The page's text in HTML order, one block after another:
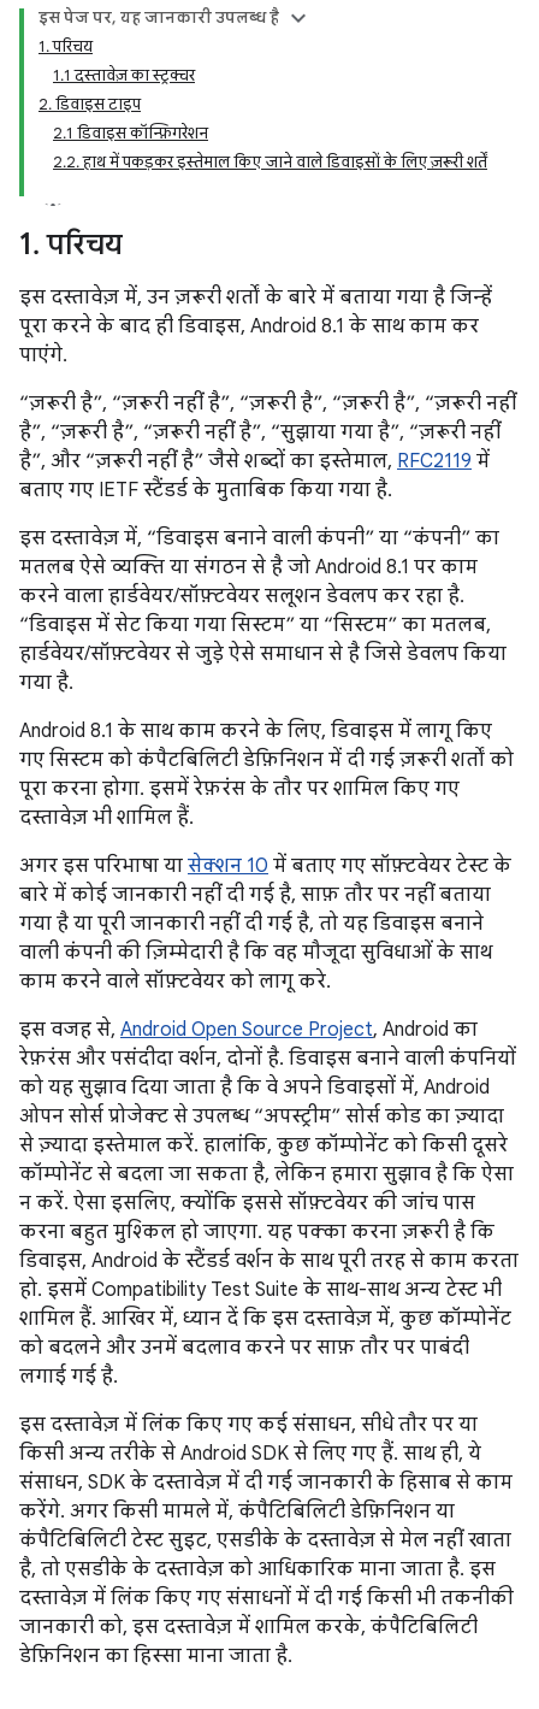
इस पेज पर, यह जानकारी उपलब्ध है
1. परिचय
1.1 दस्तावेज़ का स्ट्रक्चर
2. डिवाइस टाइप
2.1 डिवाइस कॉन्फ़िगरेशन
2.2. हाथ में पकड़कर इस्तेमाल किए जाने वाले डिवाइसों के लिए ज़रूरी शर्तें
1. परिचय
इस दस्तावेज़ में, उन ज़रूरी शर्तों के बारे में बताया गया है जिन्हें
पूरा करने के बाद ही डिवाइस, Android 8.1 के साथ काम कर
पाएंगे.
“ज़रूरी है”, “ज़रूरी नहीं है”, “ज़रूरी है”, “ज़रूरी है”, “ज़रूरी नहीं
है”, “ज़रूरी है”, “ज़रूरी नहीं है”, “सुझाया गया है”, “ज़रूरी नहीं
है”, और “ज़रूरी नहीं है” जैसे शब्दों का इस्तेमाल, RFC2119 में
बताए गए IETF स्टैंडर्ड के मुताबिक किया गया है.
इस दस्तावेज़ में, “डिवाइस बनाने वाली कंपनी” या “कंपनी” का
मतलब ऐसे व्यक्ति या संगठन से है जो Android 8.1 पर काम
करने वाला हार्डवेयर/सॉफ़्टवेयर सलूशन डेवलप कर रहा है.
“डिवाइस में सेट किया गया सिस्टम” या “सिस्टम” का मतलब,
हार्डवेयर/सॉफ़्टवेयर से जुड़े ऐसे समाधान से है जिसे डेवलप किया
गया है.
Android 8.1 के साथ काम करने के लिए, डिवाइस में लागू किए
गए सिस्टम को कंपैटबिलिटी डेफ़िनिशन में दी गई ज़रूरी शर्तों को
पूरा करना होगा. इसमें रेफ़रंस के तौर पर शामिल किए गए
दस्तावेज़ भी शामिल हैं.
अगर इस परिभाषा या सेक्शन 10 में बताए गए सॉफ़्टवेयर टेस्ट के
बारे में कोई जानकारी नहीं दी गई है, साफ़ तौर पर नहीं बताया
गया है या पूरी जानकारी नहीं दी गई है, तो यह डिवाइस बनाने
वाली कंपनी की ज़िम्मेदारी है कि वह मौजूदा सुविधाओं के साथ
काम करने वाले सॉफ़्टवेयर को लागू करे.
इस वजह से, Android Open Source Project, Android का
रेफ़रंस और पसंदीदा वर्शन, दोनों है. डिवाइस बनाने वाली कंपनियों
को यह सुझाव दिया जाता है कि वे अपने डिवाइसों में, Android
ओपन सोर्स प्रोजेक्ट से उपलब्ध “अपस्ट्रीम” सोर्स कोड का ज़्यादा
से ज़्यादा इस्तेमाल करें. हालांकि, कुछ कॉम्पोनेंट को किसी दूसरे
कॉम्पोनेंट से बदला जा सकता है, लेकिन हमारा सुझाव है कि ऐसा
न करें. ऐसा इसलिए, क्योंकि इससे सॉफ़्टवेयर की जांच पास
करना बहुत मुश्किल हो जाएगा. यह पक्का करना ज़रूरी है कि
डिवाइस, Android के स्टैंडर्ड वर्शन के साथ पूरी तरह से काम करता
हो. इसमें Compatibility Test Suite के साथ-साथ अन्य टेस्ट भी
शामिल हैं. आखिर में, ध्यान दें कि इस दस्तावेज़ में, कुछ कॉम्पोनेंट
को बदलने और उनमें बदलाव करने पर साफ़ तौर पर पाबंदी
लगाई गई है.
इस दस्तावेज़ में लिंक किए गए कई संसाधन, सीधे तौर पर या
किसी अन्य तरीके से Android SDK से लिए गए हैं. साथ ही, ये
संसाधन, SDK के दस्तावेज़ में दी गई जानकारी के हिसाब से काम
करेंगे. अगर किसी मामले में, कंपैटिबिलिटी डेफ़िनिशन या
कंपैटिबिलिटी टेस्ट सुइट, एसडीके के दस्तावेज़ से मेल नहीं खाता
है, तो एसडीके के दस्तावेज़ को आधिकारिक माना जाता है. इस
दस्तावेज़ में लिंक किए गए संसाधनों में दी गई किसी भी तकनीकी
जानकारी को, इस दस्तावेज़ में शामिल करके, कंपैटिबिलिटी
डेफ़िनिशन का हिस्सा माना जाता है.